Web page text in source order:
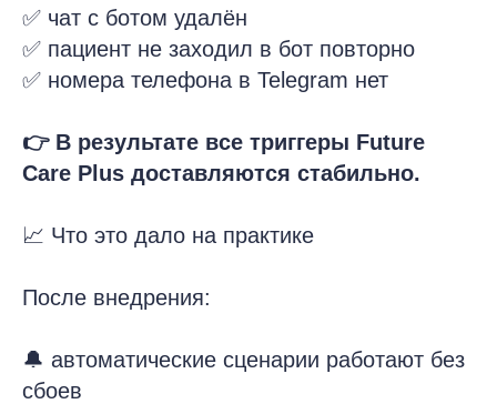
✅ чат с ботом удалён
✅ пациент не заходил в бот повторно
✅ номера телефона в Telegram нет
👉 В результате все триггеры Future
Care Plus доставляются стабильно.
📈 Что это дало на практике
После внедрения:
🔔 автоматические сценарии работают без
сбоев